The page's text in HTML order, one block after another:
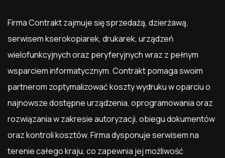
Firma Contrakt zajmuje się sprzedażą, dzierżawą,
serwisem kserokopiarek, drukarek, urządzeń
wielofunkcyjnych oraz peryferyjnych wraz z pełnym
wsparciem informatycznym. Contrakt pomaga swoim
partnerom zoptymalizować koszty wydruku w oparciu o
najnowsze dostępne urządzenia, oprogramowania oraz
rozwiązania w zakresie autoryzacji, obiegu dokumentów
oraz kontroli kosztów. Firma dysponuje serwisem na
terenie całego kraju, co zapewnia jej możliwość